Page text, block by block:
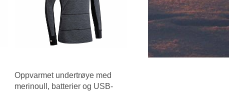
Oppvarmet undertrøye med
merinoull, batterier og USB-